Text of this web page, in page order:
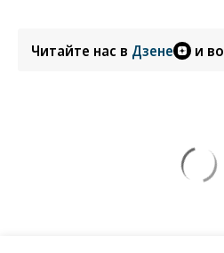
Читайте нас в Дзене и во